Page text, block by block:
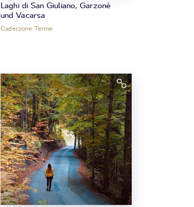
Laghi di San Giuliano, Garzonè
und Vacarsa
Caderzone Terme